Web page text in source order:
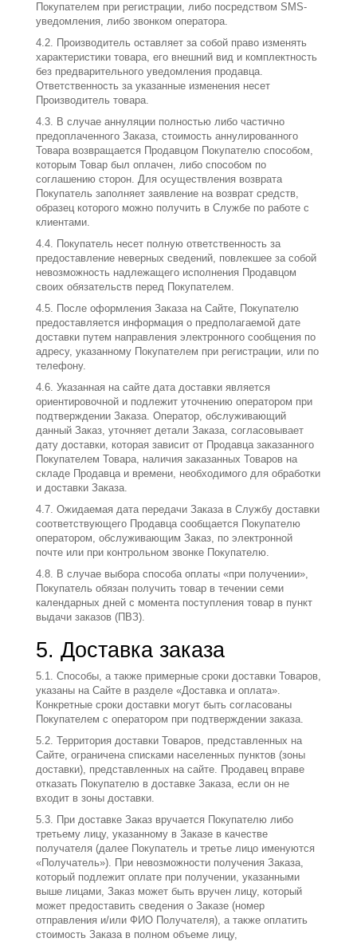
Покупателем при регистрации, либо посредством SMS-
уведомления, либо звонком оператора.
4.2. Производитель оставляет за собой право изменять
характеристики товара, его внешний вид и комплектность
без предварительного уведомления продавца.
Ответственность за указанные изменения несет
Производитель товара.
4.3. В случае аннуляции полностью либо частично
предоплаченного Заказа, стоимость аннулированного
Товара возвращается Продавцом Покупателю способом,
которым Товар был оплачен, либо способом по
соглашению сторон. Для осуществления возврата
Покупатель заполняет заявление на возврат средств,
образец которого можно получить в Службе по работе с
клиентами.
4.4. Покупатель несет полную ответственность за
предоставление неверных сведений, повлекшее за собой
невозможность надлежащего исполнения Продавцом
своих обязательств перед Покупателем.
4.5. После оформления Заказа на Сайте, Покупателю
предоставляется информация о предполагаемой дате
доставки путем направления электронного сообщения по
адресу, указанному Покупателем при регистрации, или по
телефону.
4.6. Указанная на сайте дата доставки является
ориентировочной и подлежит уточнению оператором при
подтверждении Заказа. Оператор, обслуживающий
данный Заказ, уточняет детали Заказа, согласовывает
дату доставки, которая зависит от Продавца заказанного
Покупателем Товара, наличия заказанных Товаров на
складе Продавца и времени, необходимого для обработки
и доставки Заказа.
4.7. Ожидаемая дата передачи Заказа в Службу доставки
соответствующего Продавца сообщается Покупателю
оператором, обслуживающим Заказ, по электронной
почте или при контрольном звонке Покупателю.
4.8. В случае выбора способа оплаты «при получении»,
Покупатель обязан получить товар в течении семи
календарных дней с момента поступления товар в пункт
выдачи заказов (ПВЗ).
5. Доставка заказа
5.1. Способы, а также примерные сроки доставки Товаров,
указаны на Сайте в разделе «Доставка и оплата».
Конкретные сроки доставки могут быть согласованы
Покупателем с оператором при подтверждении заказа.
5.2. Территория доставки Товаров, представленных на
Сайте, ограничена списками населенных пунктов (зоны
доставки), представленных на сайте. Продавец вправе
отказать Покупателю в доставке Заказа, если он не
входит в зоны доставки.
5.3. При доставке Заказ вручается Покупателю либо
третьему лицу, указанному в Заказе в качестве
получателя (далее Покупатель и третье лицо именуются
«Получатель»). При невозможности получения Заказа,
который подлежит оплате при получении, указанными
выше лицами, Заказ может быть вручен лицу, который
может предоставить сведения о Заказе (номер
отправления и/или ФИО Получателя), а также оплатить
стоимость Заказа в полном объеме лицу,